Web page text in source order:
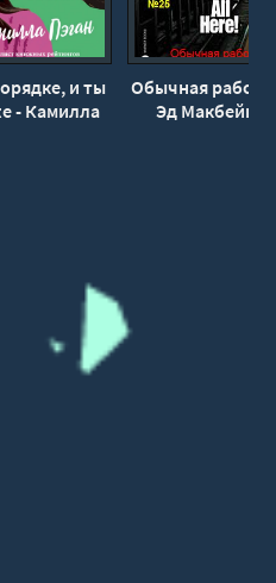
и ты
- Камилла
Обычная работа
Эд Макбейн